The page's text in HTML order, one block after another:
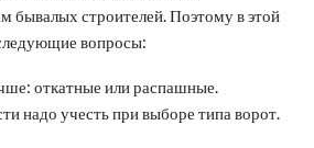
бывалых строителей. Поэтому в этой
вопросы:
откатные или распашные.
надо учесть при выборе типа ворот.